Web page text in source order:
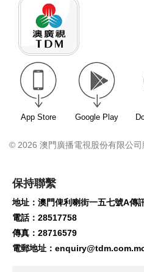
App Store Google Play
© 2026 澳門廣播電視股份有限公司
保持聯繫
地址：澳門俾利喇街一五七號A傳
電話：28517758
傳真：28716579
電郵地址：